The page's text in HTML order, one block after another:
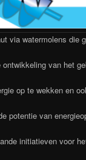
via watermolens die
van het
op te wekken en
potentie van
initiatieven voor